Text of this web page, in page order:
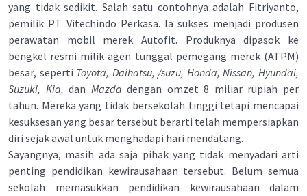
yang tidak sedikit. Salah satu contohnya adalah Fitriyanto,
pemilik PT Vitechindo Perkasa. Ia sukses menjadi produsen
perawatan mobil merek Autofit. Produknya dipasok ke
bengkel resmi milik agen tunggal pemegang merek (ATPM)
besar, seperti Toyota, Daihatsu, /suzu, Honda, Nissan, Hyundai,
Suzuki, Kia,dan Mazda dengan omzet 8 miliar rupiah per
tahun. Mereka yang tidak bersekolah tinggi tetapi mencapai
kesuksesan yang besar tersebut berarti telah mempersiapkan
diri sejak awal untuk menghadapi hari mendatang.
Sayangnya, masih ada saja pihak yang tidak menyadari arti
penting pendidikan kewirausahaan tersebut. Belum semua
sekolah memasukkan pendidikan kewirausahaan dalam